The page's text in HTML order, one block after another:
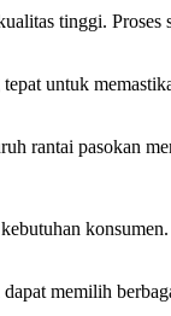
tinggi.
untuk
rantai pasokan
memilih